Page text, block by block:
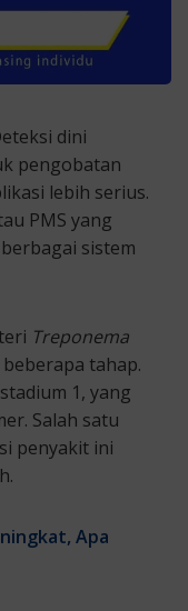
dini
pengobatan
lebih serius.
PMS yang
sistem
Treponema
tahap.
1, yang
Salah satu
penyakit ini
Apa